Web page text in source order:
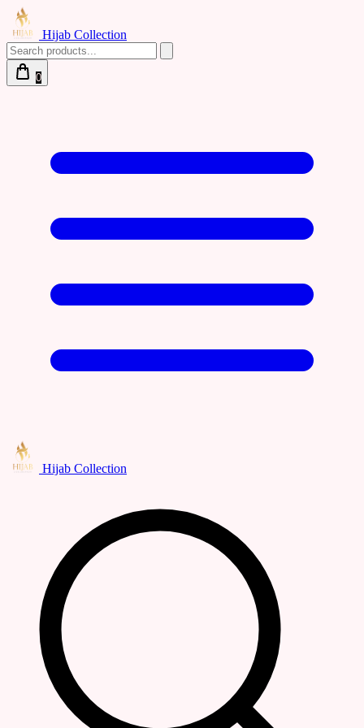
Hijab Collection
0
Hijab Collection